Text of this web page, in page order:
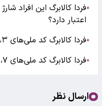
●فردا کالابرگ این افراد
اعتبار دارد؟
●فردا کالابرگ کد ملی‌های ۳، ۴، ۵ و ۶ شارژ می‌شود
●فردا کالابرگ کد ملی‌های ۷، ۸ و ۹ شارژ می‌شود
ارسال نظر